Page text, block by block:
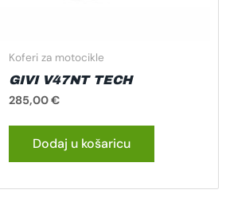
Koferi za motocikle
GIVI V47NT TECH
285,00€
Dodaj u košaricu